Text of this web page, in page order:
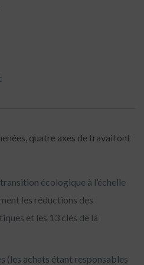
quatre axes de travail ont
écologique à l’échelle
les réductions des
et les 13 clés de la
(les achats étant responsables